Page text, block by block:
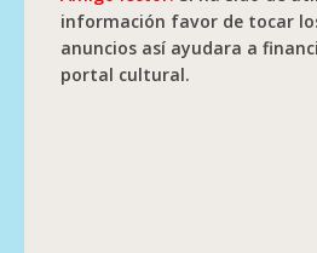
información favor de tocar
anuncios así ayudara a
portal cultural.